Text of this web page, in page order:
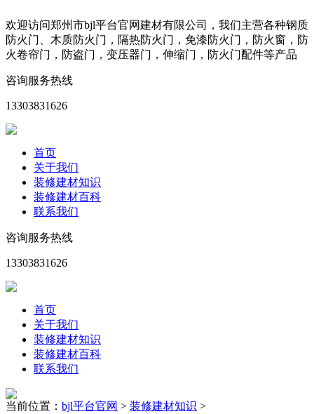
欢迎访问郑州市bjl平台官网建材有限公司，我们主营各种钢质
防火门、木质防火门，隔热防火门，免漆防火门，防火窗，防
火卷帘门，防盗门，变压器门，伸缩门，防火门配件等产品
咨询服务热线
13303831626
首页
关于我们
装修建材知识
装修建材百科
联系我们
咨询服务热线
13303831626
首页
关于我们
装修建材知识
装修建材百科
联系我们
当前位置： bjl平台官网 > 装修建材知识 >